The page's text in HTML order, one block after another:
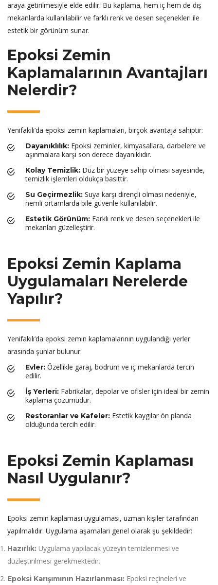
araya getirilmesiyle elde edilir. Bu kaplama, hem iç hem de dış
mekanlarda kullanılabilir ve farklı renk ve desen seçenekleri ile
estetik bir görünüm sunar.
Epoksi Zemin
Kaplamalarının Avantajları
Nelerdir?
Yenifakılı’da epoksi zemin kaplamaları, birçok avantaja sahiptir:
Dayanıklılık: Epoksi zeminler, kimyasallara, darbelere ve
aşınmalara karşı son derece dayanıklıdır.
Kolay Temizlik: Düz bir yüzeye sahip olması sayesinde,
temizlik işlemleri oldukça basittir.
Su Geçirmezlik: Suya karşı dirençli olması nedeniyle,
nemli ortamlarda bile güvenle kullanılabilir.
Estetik Görünüm: Farklı renk ve desen seçenekleri ile
mekanları güzelleştirir.
Epoksi Zemin Kaplama
Uygulamaları Nerelerde
Yapılır?
Yenifakılı’da epoksi zemin kaplamalarının uygulandığı yerler
arasında şunlar bulunur:
Evler: Özellikle garaj, bodrum ve iç mekanlarda tercih
edilir.
İş Yerleri: Fabrikalar, depolar ve ofisler için ideal bir zemin
kaplama çözümüdür.
Restoranlar ve Kafeler: Estetik kaygılar ön planda
olduğunda tercih edilir.
Epoksi Zemin Kaplaması
Nasıl Uygulanır?
Epoksi zemin kaplaması uygulaması, uzman kişiler tarafından
yapılmalıdır. Uygulama aşamaları genel olarak şu şekildedir:
Hazırlık: Uygulama yapılacak yüzeyin temizlenmesi ve
düzleştirilmesi gerekmektedir.
Epoksi Karışımının Hazırlanması: Epoksi reçineleri ve